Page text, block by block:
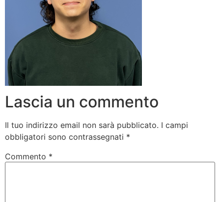
Lascia un commento
Il tuo indirizzo email non sarà pubblicato. I campi
obbligatori sono contrassegnati *
Commento *